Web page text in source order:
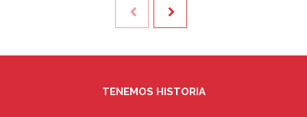
TENEMOS HISTORIA